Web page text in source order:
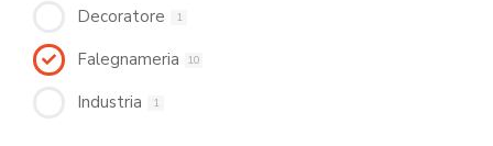
Decoratore 1
Falegnameria 10
Industria 1